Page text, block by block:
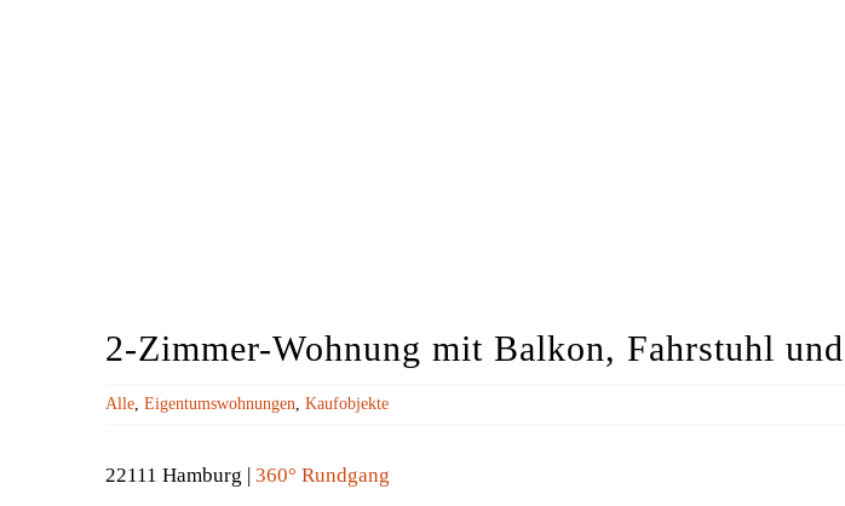
2-Zimmer-Wohnung mit Balkon, Fahrstuhl
Alle Eigentumswohnungen Kaufobjekte
22111 Hamburg | 360° Rundgang